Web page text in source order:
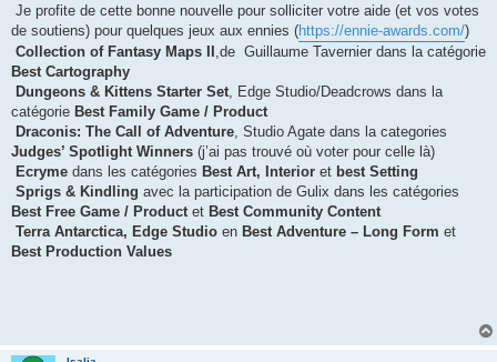
Je profite de cette bonne nouvelle pour solliciter votre aide (et vos votes
de soutiens) pour quelques jeux aux ennies (https://ennie-awards.com/)
Collection of Fantasy Maps II ,de Guillaume Tavernier dans la catégorie
Best Cartography
Dungeons & Kittens Starter Set , Edge Studio/Deadcrows dans la
catégorie Best Family Game / Product
Draconis: The Call of Adventure , Studio Agate dans la categories
Judges’ Spotlight Winners (j’ai pas trouvé où voter pour celle là)
Ecryme dans les catégories Best Art, Interior et best Setting
Sprigs & Kindling avec la participation de Gulix dans les catégories
Best Free Game / Product et Best Community Content
Terra Antarctica, Edge Studio en Best Adventure – Long Form et
Best Production Values